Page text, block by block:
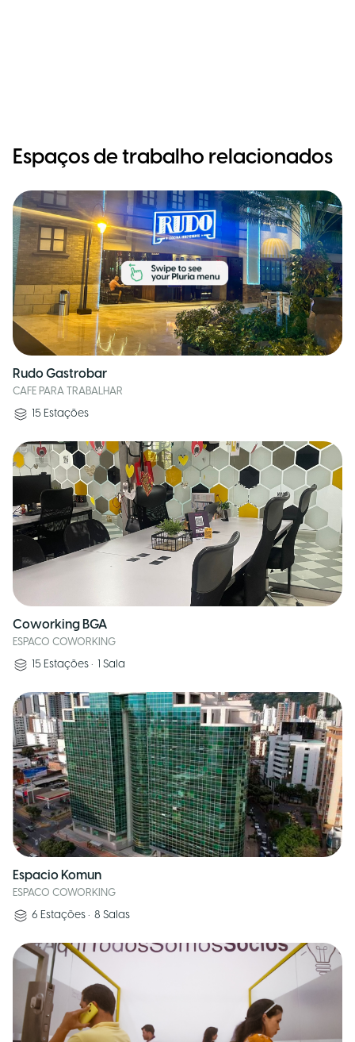
Espaços de trabalho relacionados
Rudo Gastrobar
CAFE PARA TRABALHAR
15 Estações
Coworking BGA
ESPACO COWORKING
15 Estações • 1 Sala
Espacio Komun
ESPACO COWORKING
6 Estações • 8 Salas